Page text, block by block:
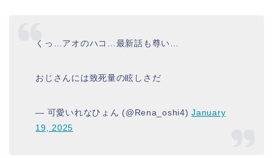
くっ…アオのハコ…最新話も尊い…
おじさんには致死量の眩しさだ
— 可愛いれなひょん (@Rena_oshi4)January
19, 2025